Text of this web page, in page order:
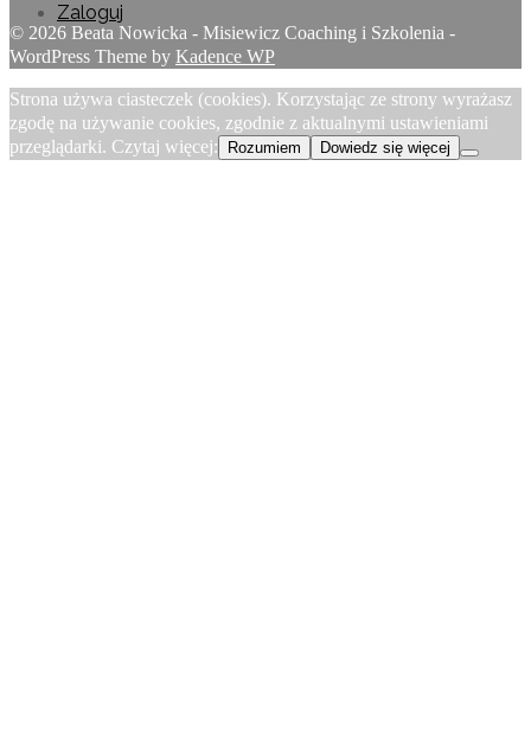
Zaloguj
© 2026 Beata Nowicka - Misiewicz Coaching i Szkolenia -
WordPress Theme by Kadence WP
Strona używa ciasteczek (cookies). Korzystając ze strony wyrażasz
zgodę na używanie cookies, zgodnie z aktualnymi ustawieniami
przeglądarki. Czytaj więcej:
Rozumiem Dowiedz się więcej